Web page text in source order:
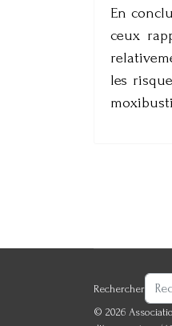
En
ceux
les
Rechercher
© 2026